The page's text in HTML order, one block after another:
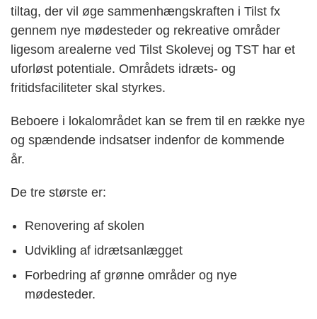
tiltag, der vil øge sammenhængskraften i Tilst fx
gennem nye mødesteder og rekreative områder
ligesom arealerne ved Tilst Skolevej og TST har et
uforløst potentiale. Områdets idræts- og
fritidsfaciliteter skal styrkes.
Beboere i lokalområdet kan se frem til en række nye
og spændende indsatser indenfor de kommende
år.
De tre største er:
Renovering af skolen
Udvikling af idrætsanlægget
Forbedring af grønne områder og nye
mødesteder.